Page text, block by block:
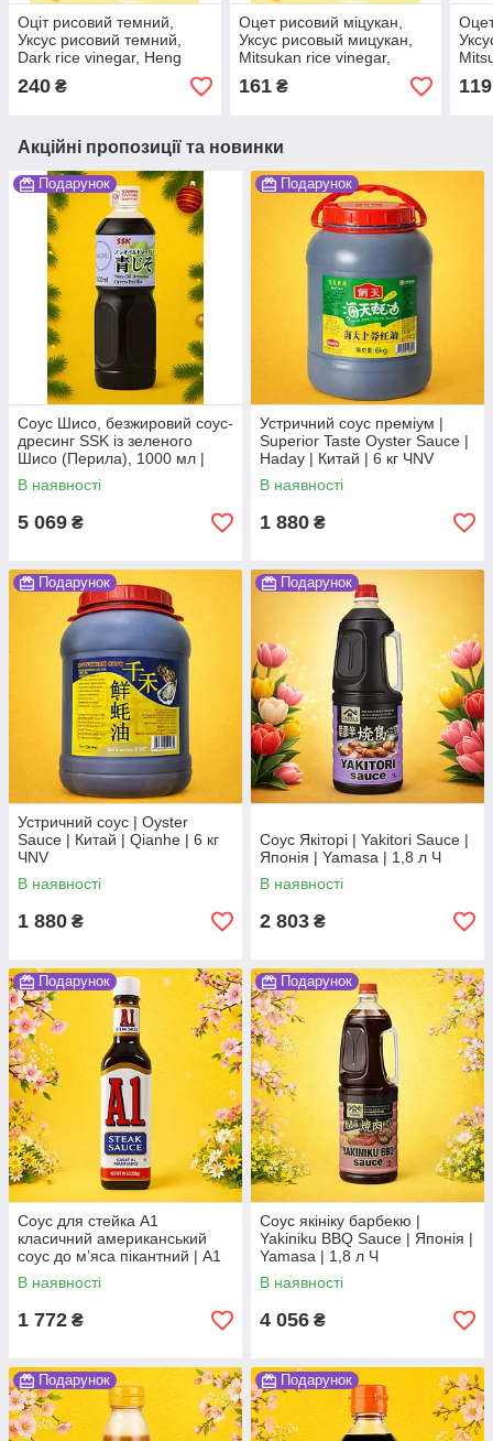
Оціт рисовий темний,
Уксус рисовий темний,
Dark rice vinegar, Heng
Shun, 500 мл, Китай, Ч
240 ₴
Оцет рисовий міцукан,
Уксус рисовый мицукан,
Mitsukan rice vinegar,
Onsui Co, 500мл, Японія,
Ч
161₴
Ч
119
Акційні пропозиції та новинки
Подарунок
Соус Шисо, безжировий соус-
дресинг SSK із зеленого
Шисо (Перила), 1000 мл |
Non-Oil Dressing Green Perilla
(Ao-jiso) | SSK | 1л,Ю
В наявності
5 069 ₴
Подарунок
Устричний соус преміум |
Superior Taste Oyster Sauce |
Haday | Китай | 6 кг ЧNV
В наявності
1 880 ₴
Подарунок
Устричний соус | Oyster
Sauce | Китай | Qianhe | 6 кг
ЧNV
В наявності
1 880 ₴
Подарунок
Соус Якіторі | Yakitori Sauce |
Японія | Yamasa | 1,8 л Ч
В наявності
2 803 ₴
Подарунок
Соус для стейка А1
класичний американський
соус до мʼяса пікантний | A1
Steak Sauce | США | Kraft |
283 г | класичний По
В наявності
1 772 ₴
Подарунок
Соус якініку барбекю |
Yakiniku BBQ Sauce | Японія |
Yamasa | 1,8 л Ч
В наявності
4 056 ₴
Подарунок Подарунок